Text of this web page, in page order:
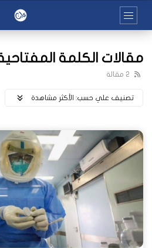
مقالات الكلمة
2 مقالة
تصنيف علي حسب: اﻷكثر مشاهدة